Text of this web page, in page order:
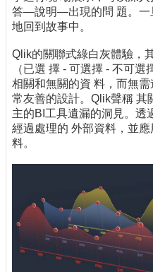
答—說明—出現的問 題。一
地回到故事中。
Qlik的關聯式綠白灰體驗，
（已選 擇 - 可選擇 - 不可
相關和無關的資 料，而無
常友善的設計。Qlik聲稱 其
主的BI工具遺漏的洞見。透
經過處理的 外部資料，並
料。